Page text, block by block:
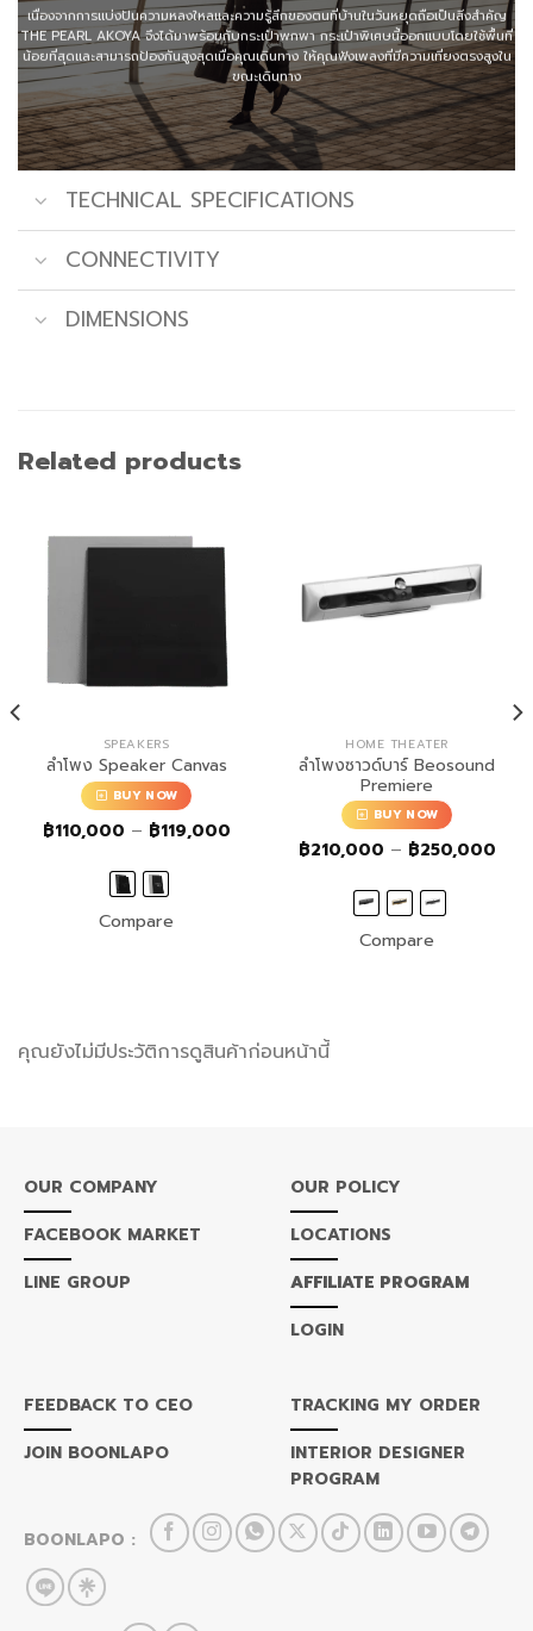
เนื่องจากการแบ่งปันความหลงใหลและความรู้สึกของตนที่บ้านในวันหยุดถือเป็นสิ่งสำคัญ
THE PEARL AKOYA จึงได้มาพร้อมกับกระเป๋าพกพา กระเป๋าพิเศษนี้ออกแบบโดยใช้พื้นที่
น้อยที่สุดและสามารถป้องกันสูงสุดเมื่อคุณเดินทาง ให้คุณฟังเพลงที่มีความเที่ยงตรงสูงใน
ขณะเดินทาง
TECHNICAL SPECIFICATIONS
CONNECTIVITY
DIMENSIONS
5
out
Related products
SPEAKERS
ลำโพง Speaker Canvas
BUY NOW
฿110,000 – ฿119,000Price
฿110,000
Compare
HOME THEATER
ลำโพงซาวด์บาร์ Beosound
Premiere
BUY NOW
฿210,000 – ฿250,000Price
Compare
คุณยังไม่มีประวัติการดูสินค้าก่อนหน้านี้
OUR COMPANY
FACEBOOK MARKET
LINE GROUP
OUR POLICY
LOCATIONS
AFFILIATE PROGRAM
LOGIN
FEEDBACK TO CEO
JOIN BOONLAPO
TRACKING MY ORDER
INTERIOR DESIGNER
PROGRAM
BOONLAPO :